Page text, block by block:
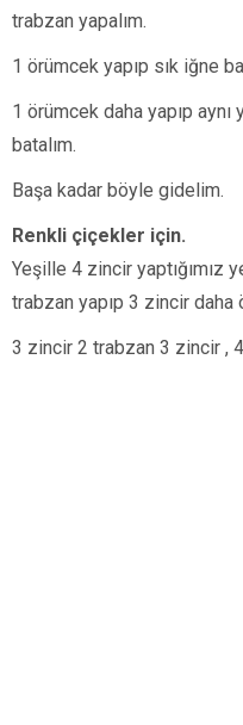
trabzan yapalım.
1 örümcek yapıp sık iğne
1 örümcek daha yapıp
batalım.
Başa kadar böyle gidelim.
Renkli çiçekler için.
Yeşille 4 zincir yaptığımız
trabzan yapıp 3 zincir daha
3 zincir 2 trabzan 3 zincir ,